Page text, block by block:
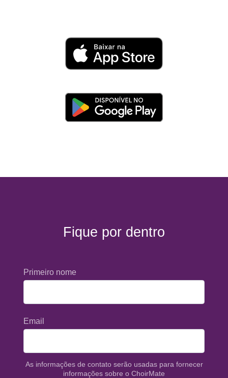
Fique por dentro
Primeiro nome
Email
As informações de contato serão usadas para fornecer
informações sobre o ChoirMate